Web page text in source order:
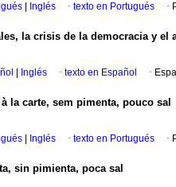
Inglés · texto en Portugués ·
la crisis de la democracia y el
Inglés · texto en Español ·
la carte, sem pimenta, pouco sal
Inglés · texto en Portugués ·
sin pimienta, poca sal